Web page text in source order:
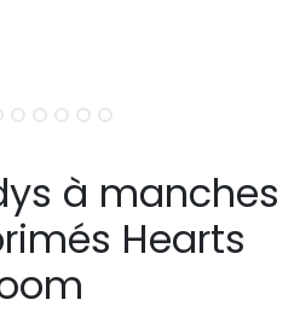
à manches
Hearts